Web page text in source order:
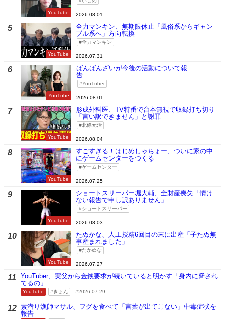
YouTube 2026.08.01
5
YouTube
全力マンキン、無期限休止「風俗系からギャン
ブル系へ」方向転換
全力マンキン
2026.07.31
6
YouTube
ばんばんざいが今後の活動について報
告
YouTuber
2026.08.01
7
YouTube
形成外科医、TV特番で台本無視で収録打ち切り
「言い訳できません」と謝罪
北條元治
2026.08.04
8
YouTube
すごすぎる！はじめしゃちょー、ついに家の中
にゲームセンターをつくる
ゲームセンター
2026.07.25
9
YouTube
ショートスリーパー堀大輔、全財産喪失「情け
ない報告で申し訳ありません」
ショートスリーパー
2026.08.03
10
YouTube
たぬかな、人工授精6回目の末に出産「子たぬ無
事産まれました」
たかぬな
2026.07.27
11
YouTuber、実父から金銭要求が続いていると明かす「身内に脅され
てるの」
YouTube きょん 2026.07.29
12 素潜り漁師マサル、フグを食べて「言葉が出てこない」中毒症状を
報告